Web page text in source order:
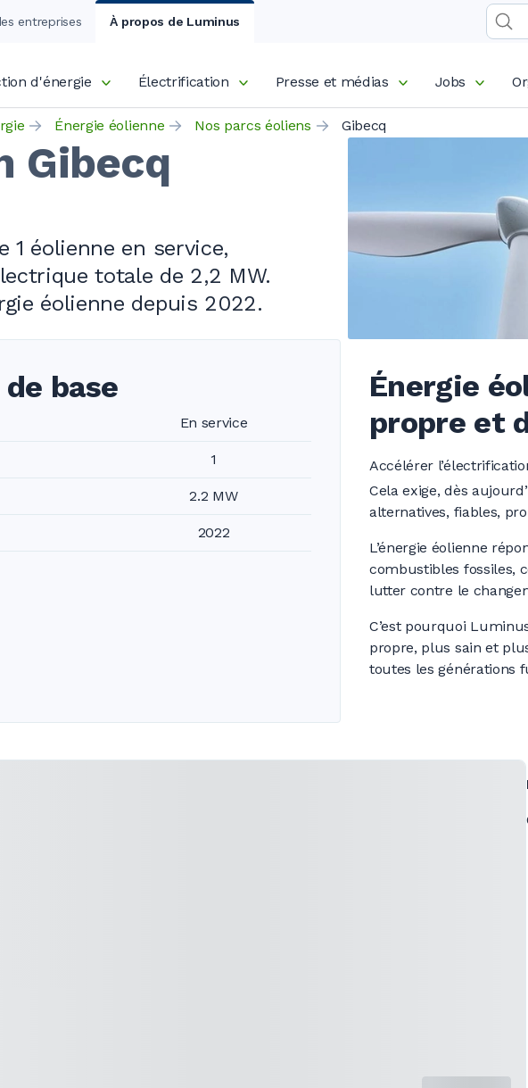
entreprises À propos de Luminus
d'énergie Électrification Presse et médias Jobs
Énergie éolienne Nos parcs éoliens Gibecq
Gibecq
1 éolienne en service,
totale de 2,2 MW.
éolienne depuis 2022.
base
En service
1
2.2 MW
2022
Énergie
propre et
Accélérer
Cela exige, dès
alternatives, fiables,
L’énergie éolienne
combustibles fossiles,
lutter contre le
C’est pourquoi
propre, plus sain et
toutes les générations